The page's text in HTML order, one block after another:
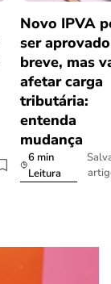
Novo IPVA
ser
breve, mas
afetar carga
tributária:
entenda
mudança
6 min
Leitura